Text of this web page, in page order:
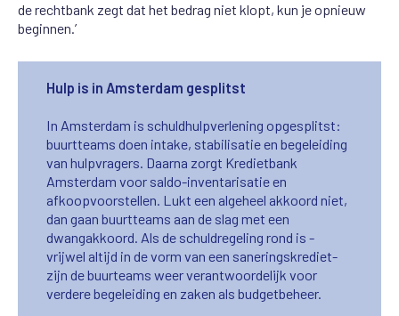
de rechtbank zegt dat het bedrag niet klopt, kun je opnieuw
beginnen.’
Hulp is in Amsterdam gesplitst
In Amsterdam is schuldhulpverlening opgesplitst:
buurtteams doen intake, stabilisatie en begeleiding
van hulpvragers. Daarna zorgt Kredietbank
Amsterdam voor saldo-inventarisatie en
afkoopvoorstellen. Lukt een algeheel akkoord niet,
dan gaan buurtteams aan de slag met een
dwangakkoord. Als de schuldregeling rond is -
vrijwel altijd in de vorm van een saneringskrediet-
zijn de buurteams weer verantwoordelijk voor
verdere begeleiding en zaken als budgetbeheer.